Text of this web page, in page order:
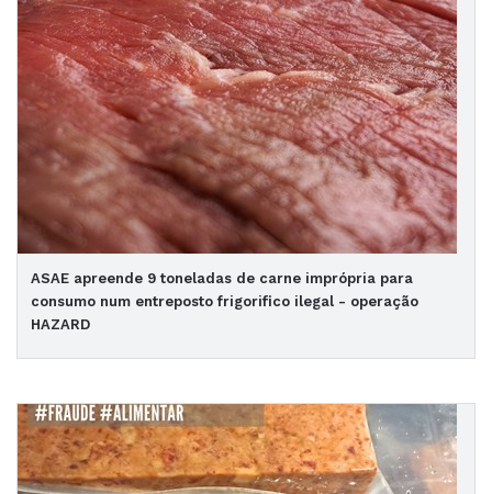
ASAE apreende 9 toneladas de carne imprópria para
consumo num entreposto frigorifico ilegal - operação
HAZARD